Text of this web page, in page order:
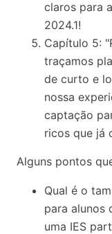
claros para
2024.1!
Capítulo 5:
traçamos
de curto e
nossa
captação
ricos que já
Alguns pontos
Qual é o
para alunos
uma IES